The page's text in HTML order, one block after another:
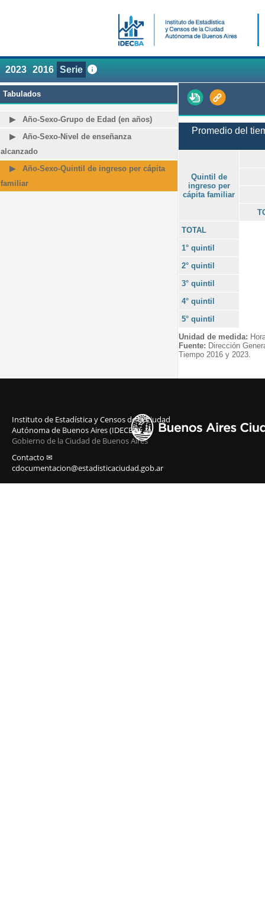
2023 2016 Serie
Tabulados
Año-Sexo-Grupo de Edad (en años)
Año-Sexo-Nivel de enseñanza
alcanzado
Año-Sexo-Quintil de ingreso per cápita
familiar
Promedio del
Quintil de
ingreso per
cápita familiar
TOTAL
1° quintil
2° quintil
3° quintil
4° quintil
5° quintil
Unidad de medida:
Fuente: Dirección
Tiempo 2016 y 2023.
Instituto de Estadística y Censos de la Ciudad
Autónoma de Buenos Aires (IDECBA)
Gobierno de la Ciudad de Buenos Aires
Contacto ✉
cdocumentacion@estadisticaciudad.gob.ar